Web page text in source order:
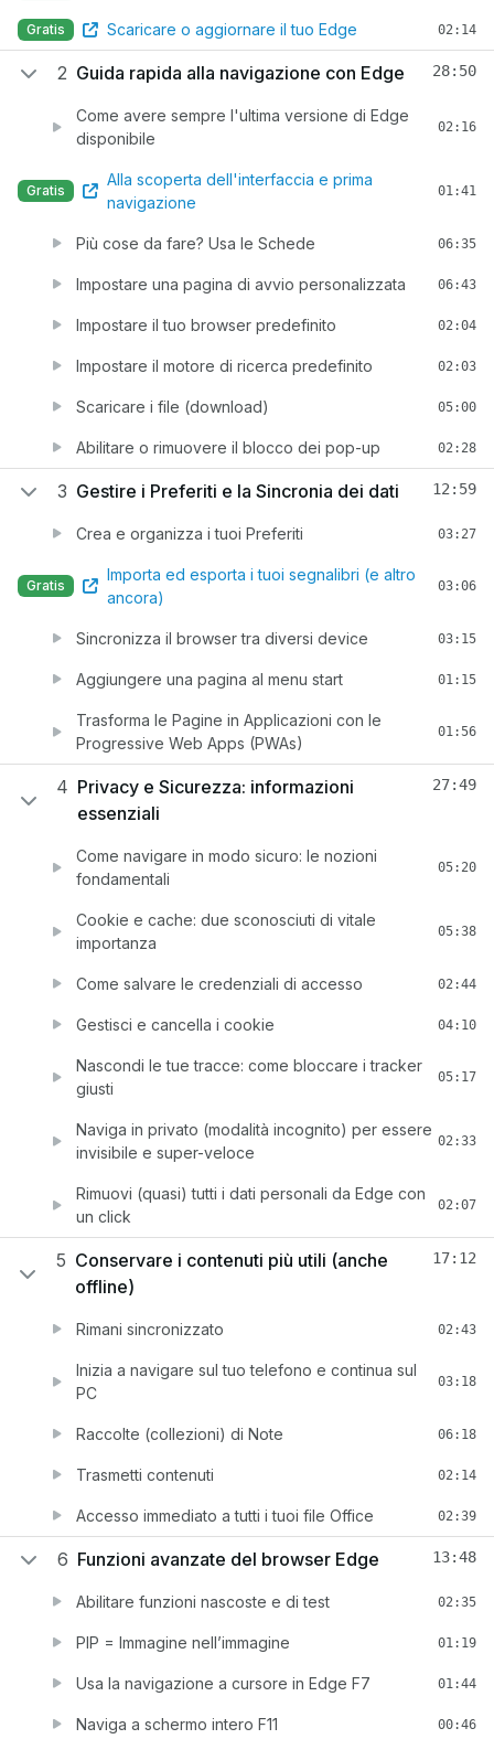
Gratis Scaricare o aggiornare il tuo Edge 02:14
2 Guida rapida alla navigazione con Edge 28:50
Come avere sempre l'ultima versione di Edge
disponibile
02:16
Gratis
Alla scoperta dell'interfaccia e prima
navigazione
01:41
Più cose da fare? Usa le Schede 06:35
Impostare una pagina di avvio personalizzata 06:43
Impostare il tuo browser predefinito 02:04
Impostare il motore di ricerca predefinito 02:03
Scaricare i file (download) 05:00
Abilitare o rimuovere il blocco dei pop-up 02:28
3 Gestire i Preferiti e la Sincronia dei dati 12:59
Crea e organizza i tuoi Preferiti 03:27
Gratis
Importa ed esporta i tuoi segnalibri (e altro
ancora)
03:06
Sincronizza il browser tra diversi device 03:15
Aggiungere una pagina al menu start 01:15
Trasforma le Pagine in Applicazioni con le
Progressive Web Apps (PWAs)
01:56
4 Privacy e Sicurezza: informazioni
essenziali
27:49
Come navigare in modo sicuro: le nozioni
fondamentali
05:20
Cookie e cache: due sconosciuti di vitale
importanza
05:38
Come salvare le credenziali di accesso 02:44
Gestisci e cancella i cookie 04:10
Nascondi le tue tracce: come bloccare i tracker
giusti
05:17
Naviga in privato (modalità incognito) per essere
invisibile e super-veloce
02:33
Rimuovi (quasi) tutti i dati personali da Edge con
un click
02:07
5 Conservare i contenuti più utili (anche
offline)
17:12
Rimani sincronizzato 02:43
Inizia a navigare sul tuo telefono e continua sul
PC
03:18
Raccolte (collezioni) di Note 06:18
Trasmetti contenuti 02:14
Accesso immediato a tutti i tuoi file Office 02:39
6 Funzioni avanzate del browser Edge 13:48
Abilitare funzioni nascoste e di test 02:35
PIP = Immagine nell’immagine 01:19
Usa la navigazione a cursore in Edge F7 01:44
Naviga a schermo intero F11 00:46